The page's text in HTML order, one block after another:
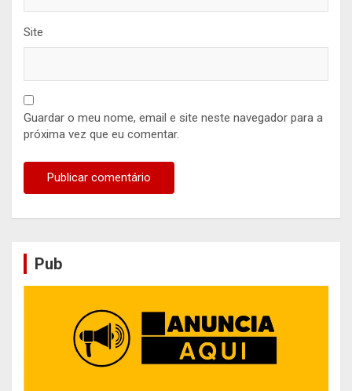
Site
Guardar o meu nome, email e site neste navegador para a
próxima vez que eu comentar.
Pub